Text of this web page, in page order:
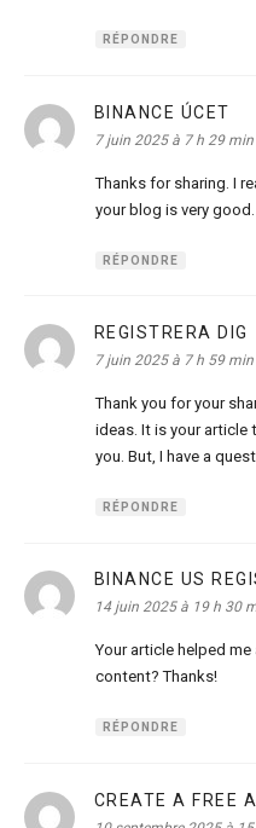
RÉPONDRE
BINANCE ÚCET
7 juin 2025 à 7 h 29 min
Thanks for sharing. I
your blog is very good.
RÉPONDRE
REGISTRERA DIG
7 juin 2025 à 7 h 59 min
Thank you for your
ideas. It is your article
you. But, I have a
RÉPONDRE
BINANCE US
14 juin 2025 à 19 h 30
Your article helped
content? Thanks!
RÉPONDRE
CREATE A FREE